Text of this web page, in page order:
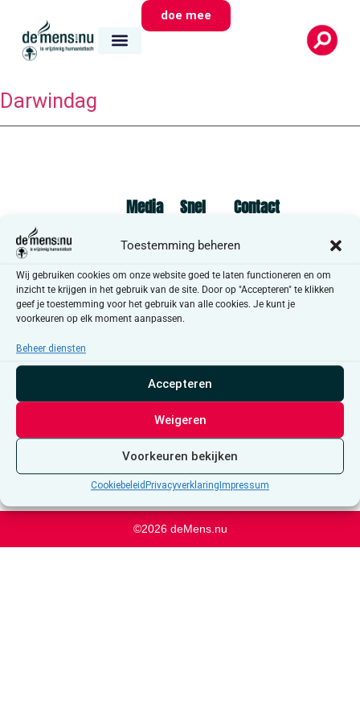
Toestemming beheren
Wij gebruiken cookies om onze website goed te laten functioneren en om
inzicht te krijgen in het gebruik van de site. Door op "Accepteren" te klikken
geef je toestemming voor het gebruik van alle cookies. Je kunt je
voorkeuren op elk moment aanpassen.
Beheer diensten
Accepteren
Weigeren
Voorkeuren bekijken
Cookiebeleid Privacyverklaring Impressum
doe mee
Darwindag
deMens.nu is de
koepel van vrijzinnige
verenigingen in
Vlaanderen en
Snel
naar
huisvandeMens
Gesprekken
Vrijzinnige
verenigingen
Media
Magazine
inzichten
Contact
info@demens.nu
+32 2 735 81 92
Ontvang onze
©2026 deMens.nu